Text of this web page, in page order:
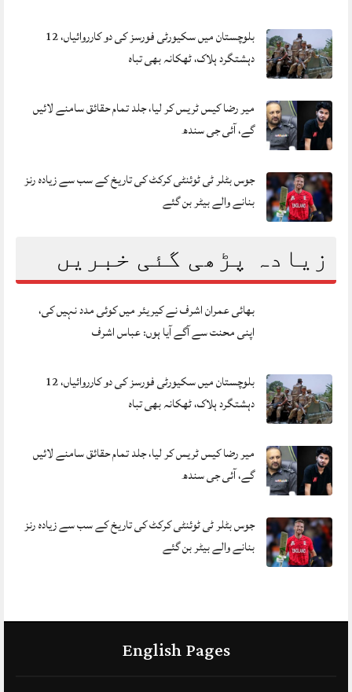
بلوچستان میں سکیورٹی فورسز کی دو کارروائیاں، 12
دہشتگرد ہلاک، ٹھکانہ بھی تباہ
میر رضا کیس ٹریس کر لیا، جلد تمام حقائق سامنے لائیں
گے، آئی جی سندھ
جوس بٹلر ٹی ٹوئنٹی کرکٹ کی تاریخ کے سب سے زیادہ رنز
بنانے والے بیٹر بن گئے
زیادہ پڑھی گئی خبریں
بھائی عمران اشرف نے کیریئر میں کوئی مدد نہیں کی،
اپنی محنت سے آگے آیا ہوں: عباس اشرف
بلوچستان میں سکیورٹی فورسز کی دو کارروائیاں، 12
دہشتگرد ہلاک، ٹھکانہ بھی تباہ
میر رضا کیس ٹریس کر لیا، جلد تمام حقائق سامنے لائیں
گے، آئی جی سندھ
جوس بٹلر ٹی ٹوئنٹی کرکٹ کی تاریخ کے سب سے زیادہ رنز
بنانے والے بیٹر بن گئے
English Pages